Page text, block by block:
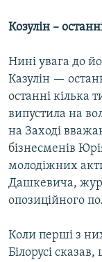
Козулін –
Нині увага до
Казулін —
останні кілька
випустила на
на Заході
бізнесменів
молодіжних
Дашкевича,
опозиційного
Коли перші з
Білорусі